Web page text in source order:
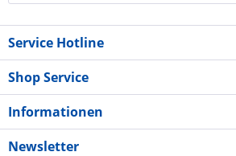
Service Hotline
Shop Service
Informationen
Newsletter